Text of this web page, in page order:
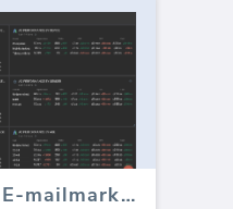
ActiveCampaign E-mailmarketing sjabloon (Rapport)